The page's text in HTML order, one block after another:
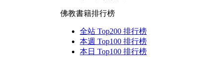
佛教書籍排行榜
全站 Top200 排行榜
本週 Top100 排行榜
本日 Top100 排行榜